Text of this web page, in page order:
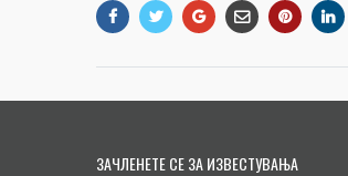
ЗАЧЛЕНЕТЕ СЕ ЗА ИЗВЕСТУВАЊА